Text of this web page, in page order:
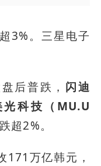
3%。三星电子
后普跌， 闪迪
光科技（MU.U
跌超2%。
171万亿韩元，